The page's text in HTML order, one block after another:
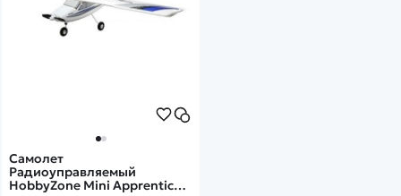
Самолет
Радиоуправляемый
HobbyZone Mini Apprentice